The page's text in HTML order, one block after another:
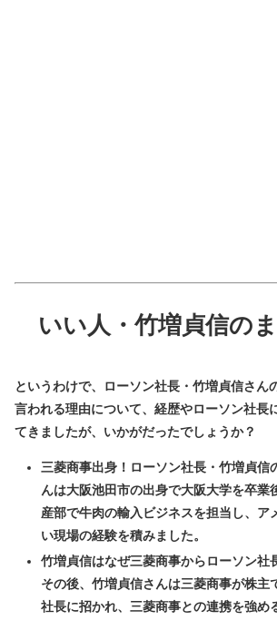
いい人・竹増貞信の
というわけで、ローソン社長・竹増貞信さん
言われる理由について、経歴やローソン社長
てきましたが、いかがだったでしょうか？
三菱商事出身！ローソン社長・竹増貞信
んは大阪池田市の出身で大阪大学を卒業
産部で牛肉の輸入ビジネスを担当し、ア
い現場の経験を積みました。
竹増貞信はなぜ三菱商事からローソン社
その後、竹増貞信さんは三菱商事が株主
社長に招かれ、三菱商事との連携を強め